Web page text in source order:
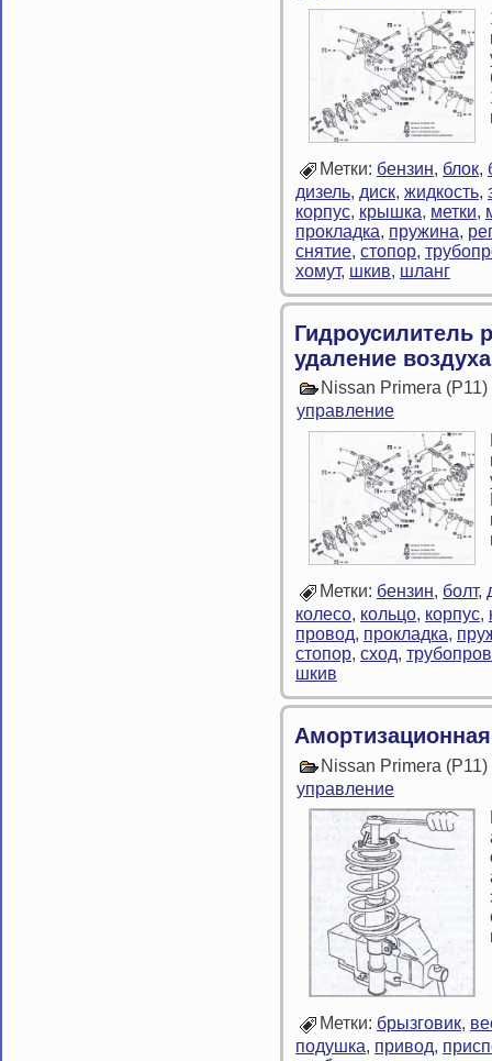
Метки: бензин, блок,
дизель, диск, жидкость,
корпус, крышка, метки,
прокладка, пружина,
снятие, стопор,
хомут, шкив, шланг
Гидроусилитель
удаление воздуха
Nissan Primera
управление
Метки: бензин, болт,
колесо, кольцо, корпус,
провод, прокладка,
стопор, сход,
шкив
Nissan Primera
управление
Метки: брызговик,
подушка, привод,